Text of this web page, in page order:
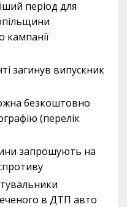
період для
кампанії
загинув випускник
безкоштовно
(перелік
запрошують на
в ДТП авто